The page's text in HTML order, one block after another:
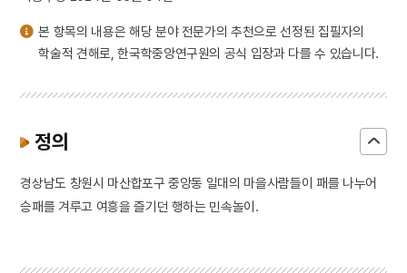
본 항목의 내용은 해당 분야 전문가의 추천으로 선정된 집필자의
학술적 견해로, 한국학중앙연구원의 공식 입장과 다를 수 있습니다.
정의
경상남도 창원시 마산합포구 중앙동 일대의 마을사람들이 패를 나누어
승패를 겨루고 여흥을 즐기던 행하는 민속놀이.